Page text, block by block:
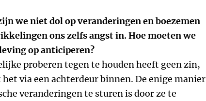
we niet dol op veranderingen en boezemen
ons zelfs angst in. Hoe moeten we
op anticiperen?
proberen tegen te houden heeft geen zin,
via een achterdeur binnen. De enige manier
veranderingen te sturen is door ze te